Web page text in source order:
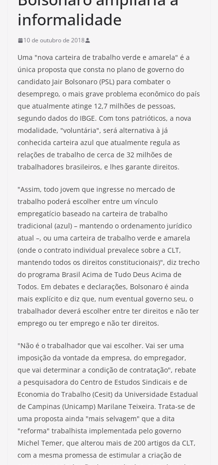
informalidade
10 de outubro de 2018
Uma "nova carteira de trabalho verde e amarela" é a
única proposta que consta no plano de governo do
candidato Jair Bolsonaro (PSL) para combater o
desemprego, o mais grave problema econômico do país
que atualmente atinge 12,7 milhões de pessoas,
segundo dados do IBGE. Com tons patrióticos, a nova
modalidade, "voluntária", será alternativa à já
conhecida carteira azul que atualmente regula as
relações de trabalho de cerca de 32 milhões de
trabalhadores brasileiros, e lhes garante direitos.
"Assim, todo jovem que ingresse no mercado de
trabalho poderá escolher entre um vínculo
empregatício baseado na carteira de trabalho
tradicional (azul) – mantendo o ordenamento jurídico
atual –, ou uma carteira de trabalho verde e amarela
(onde o contrato individual prevalece sobre a CLT,
mantendo todos os direitos constitucionais)", diz trecho
do programa Brasil Acima de Tudo Deus Acima de
Todos. Em debates e declarações, Bolsonaro é ainda
mais explícito e diz que, num eventual governo seu, o
trabalhador deverá escolher entre ter direitos e não ter
emprego ou ter emprego e não ter direitos.
"Não é o trabalhador que vai escolher. Vai ser uma
imposição da vontade da empresa, do empregador,
que vai determinar a condição de contratação", rebate
a pesquisadora do Centro de Estudos Sindicais e de
Economia do Trabalho (Cesit) da Universidade Estadual
de Campinas (Unicamp) Marilane Teixeira. Trata-se de
uma proposta ainda "mais selvagem" que a dita
"reforma" trabalhista implementada pelo governo
Michel Temer, que alterou mais de 200 artigos da CLT,
com a mesma promessa de estimular a criação de